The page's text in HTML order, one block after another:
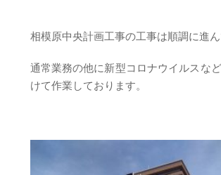
相模原中央計画工事の工事は順調に進ん
通常業務の他に新型コロナウイルスな
けて作業しております。